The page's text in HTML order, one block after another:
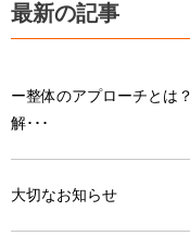
最新の記事
ー整体のアプローチとは
解･･･
大切なお知らせ